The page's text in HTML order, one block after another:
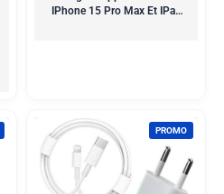
IPhone 15 Pro Max Et IPad
PROMO